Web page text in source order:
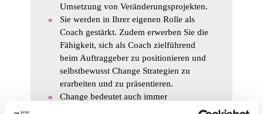
Umsetzung von Veränderungsprojekten.
Sie werden in Ihrer eigenen Rolle als
Coach gestärkt. Zudem erwerben Sie die
Fähigkeit, sich als Coach zielführend
beim Auftraggeber zu positionieren und
selbstbewusst Change Strategien zu
erarbeiten und zu präsentieren.
Change bedeutet auch immer